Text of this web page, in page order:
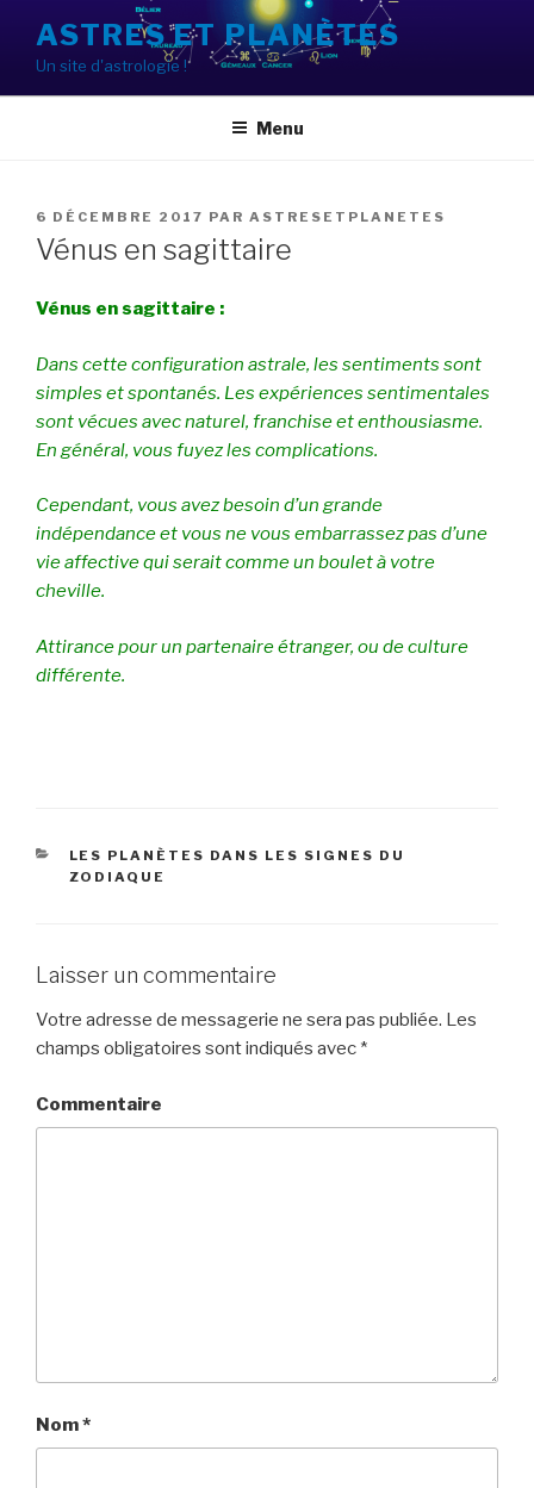
contenu
principal
ASTRES ET PLANÈTES
Un site d'astrologie !
Menu
PUBLIÉ
LE
6 DÉCEMBRE 2017 PAR ASTRESETPLANETES
Vénus en sagittaire
Vénus en sagittaire :
Dans cette configuration astrale, les sentiments sont
simples et spontanés. Les expériences sentimentales
sont vécues avec naturel, franchise et enthousiasme.
En général, vous fuyez les complications.
Cependant, vous avez besoin d’un grande
indépendance et vous ne vous embarrassez pas d’une
vie affective qui serait comme un boulet à votre
cheville.
Attirance pour un partenaire étranger, ou de culture
différente.
CATÉGORIES
LES PLANÈTES DANS LES SIGNES DU
ZODIAQUE
Laisser un commentaire
Votre adresse de messagerie ne sera pas publiée. Les
champs obligatoires sont indiqués avec *
Commentaire
Nom*